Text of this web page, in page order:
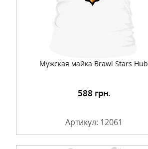
Мужская майка Brawl Stars Hub
588 грн.
Артикул: 12061
Подробнее